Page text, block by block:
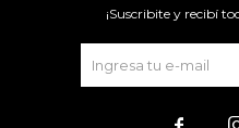
¡Suscribite y recibí
